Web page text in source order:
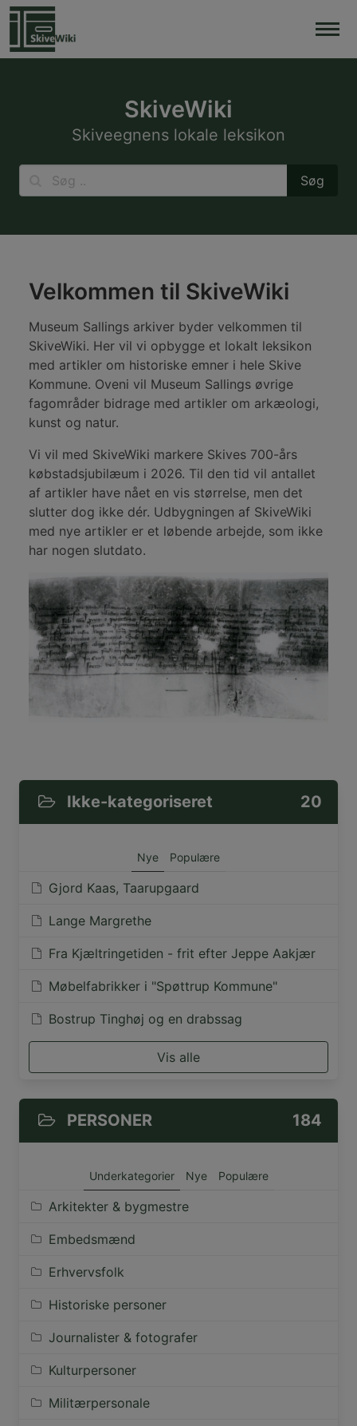
Skip
content
SkiveWiki
Skiveegnens lokale leksikon
Velkommen til SkiveWiki
Museum Sallings arkiver byder velkommen til
SkiveWiki. Her vil vi opbygge et lokalt leksikon
med artikler om historiske emner i hele Skive
Kommune. Oveni vil Museum Sallings øvrige
fagområder bidrage med artikler om arkæologi,
kunst og natur.
Vi vil med SkiveWiki markere Skives 700-års
købstadsjubilæum i 2026. Til den tid vil antallet
af artikler have nået en vis størrelse, men det
slutter dog ikke dér. Udbygningen af SkiveWiki
med nye artikler er et løbende arbejde, som ikke
har nogen slutdato.
Skive-Byarkiv-B52267
Ikke-kategoriseret 20
Nye Populære
Gjord Kaas, Taarupgaard
Lange Margrethe
Fra Kjæltringetiden - frit efter Jeppe Aakjær
Møbelfabrikker i "Spøttrup Kommune"
Bostrup Tinghøj og en drabssag
Vis alle
PERSONER 184
Underkategorier Nye Populære
Arkitekter & bygmestre
Embedsmænd
Erhvervsfolk
Historiske personer
Journalister & fotografer
Kulturpersoner
Militærpersonale